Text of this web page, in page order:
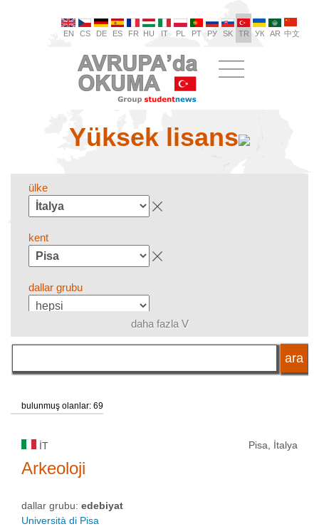
EN CS DE ES FR HU IT PL PT РУ SK TR УК AR 中文
Yüksek lisans
ülke
kent
dallar grubu
dil
okul statüsü
daha fazla V
bulunmuş olanlar: 69
IT Pisa, İtalya
Arkeoloji
dallar grubu: edebiyat
Università di Pisa